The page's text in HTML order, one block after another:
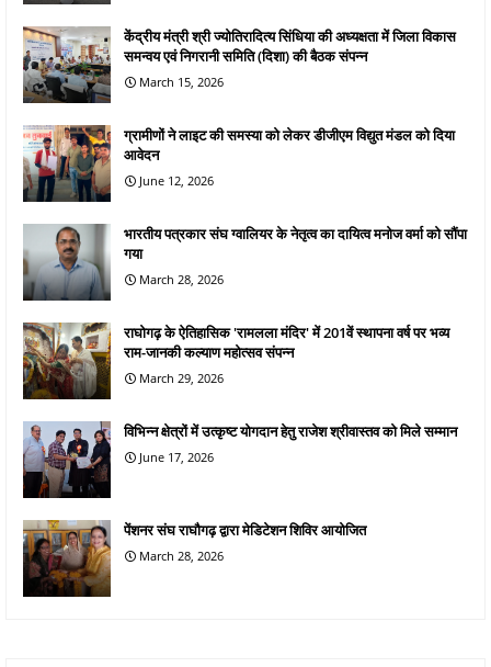
केंद्रीय मंत्री श्री ज्योतिरादित्य सिंधिया की अध्यक्षता में जिला विकास
समन्वय एवं निगरानी समिति (दिशा) की बैठक संपन्न
March 15, 2026
ग्रामीणों ने लाइट की समस्या को लेकर डीजीएम विद्युत मंडल को दिया
आवेदन
June 12, 2026
भारतीय पत्रकार संघ ग्वालियर के नेतृत्व का दायित्व मनोज वर्मा को सौंपा
गया
March 28, 2026
राघोगढ़ के ऐतिहासिक 'रामलला मंदिर' में 201वें स्थापना वर्ष पर भव्य
राम-जानकी कल्याण महोत्सव संपन्न
March 29, 2026
विभिन्न क्षेत्रों में उत्कृष्ट योगदान हेतु राजेश श्रीवास्तव को मिले सम्मान
June 17, 2026
पेंशनर संघ राघौगढ़ द्वारा मेडिटेशन शिविर आयोजित
March 28, 2026